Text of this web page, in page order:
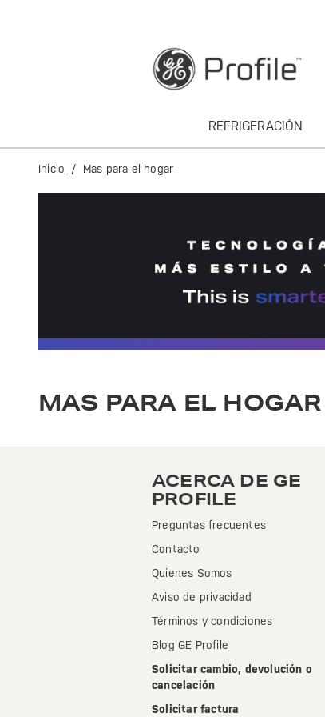
REFRIGERACIÓN
Inicio Mas para el hogar
MAS PARA EL HOGAR
ACERCA DE GE
PROFILE
Preguntas frecuentes
Contacto
Quienes Somos
Aviso de privacidad
Términos y condiciones
Blog GE Profile
Solicitar cambio, devolución o
cancelación
Solicitar factura